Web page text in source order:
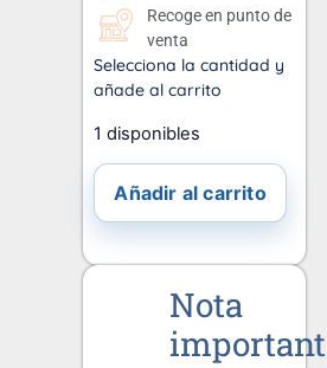
Recoge en punto de
venta
Selecciona la cantidad y
añade al carrito
1 disponibles
Añadir al carrito
Nota